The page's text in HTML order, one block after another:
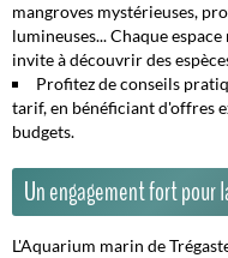
mangroves mystérieuses,
lumineuses... Chaque
invite à découvrir des
Profitez de conseils
tarif, en bénéficiant d'offres
budgets.
Un engagement fort pour
L'Aquarium marin de